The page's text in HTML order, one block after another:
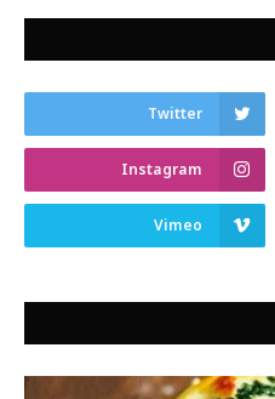
Twitter
Instagram
Vimeo